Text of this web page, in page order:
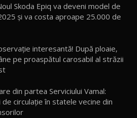
Co 01 / Test Drive AutoBlog.MD
009: Cel mai Performant și Confortabil
Testat în Moldova / AutoBlog.MD
și Puternic Defender Testat în
Skoda Epiq va deveni model de
și va costa aproape 25.000 de
interesantă! După ploaie,
pe proaspătul carosabil al străzii
din partea Serviciului Vamal:
de circulaţie în statele vecine din